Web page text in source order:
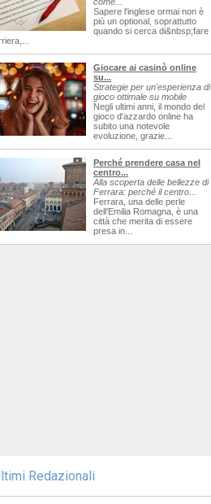
Sapere l'inglese ormai non è
più un optional, soprattutto
quando si cerca di&nbsp;fare
Giocare ai casinò online
su...
Strategie per un'esperienza di
gioco ottimale su mobile
Negli ultimi anni, il mondo del
gioco d'azzardo online ha
subito una notevole
evoluzione, grazie...
Perché prendere casa nel
centro...
Alla scoperta delle bellezze di
Ferrara: perché il centro...
Ferrara, una delle perle
dell'Emilia Romagna, è una
città che merita di essere
presa in...
Redazionali